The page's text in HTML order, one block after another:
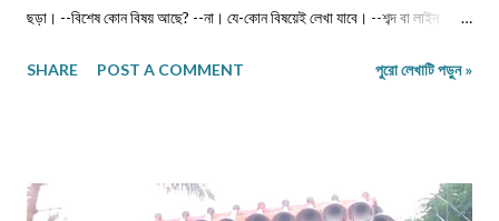
ছড়া। --বিশেষ কোন বিষয় আছে? --না। যে-কোন বিষয়েই লেখা যাবে। --শব্দ বা লাইন
14 লাইনের মধ্যে, অণুগল্প কমবেশি 200/250শব্দে)। তাতে অনেককেই সুযোগ দেওয়া যায়।
সপ্তাহে। --লেখা পাঠানোর শেষতারিখ কত? -- 17 ডিসেম্বর 2023। --কীভাবে পাঠাতে
SHARE POST A COMMENT পুরো লেখাটি পড়ুন »